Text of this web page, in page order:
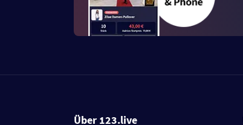
Über 123.live